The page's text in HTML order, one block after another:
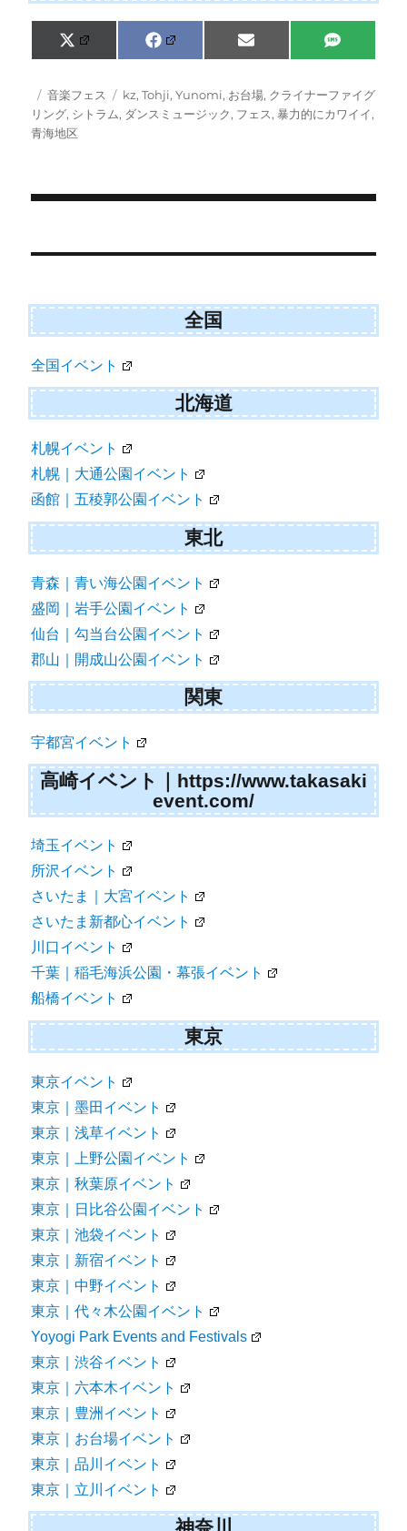
Share
on
X
(
w
i
t
Share
on
F
a
e
b
o
Share
on
E
m
i
l
Share
on
S
M
投
稿
日:
カ
テ
ゴ
音楽フェス
タ
グ
kz,Tohji,Yunomi, お台場, クライナーファイグ
リング, シトラム, ダンスミュージック, フェス,暴力的にカワイイ,
青海地区
稿
ビ
ゲ
ー
シ
ョ
ン
全国
全国イベント
北海道
札幌イベント
札幌｜大通公園イベント
函館｜五稜郭公園イベント
東北
青森｜青い海公園イベント
盛岡｜岩手公園イベント
仙台｜勾当台公園イベント
郡山｜開成山公園イベント
関東
宇都宮イベント
高崎イベント｜https://www.takasaki
event.com/
埼玉イベント
所沢イベント
さいたま｜大宮イベント
さいたま新都心イベント
川口イベント
千葉｜稲毛海浜公園・幕張イベント
船橋イベント
東京
東京イベント
東京｜墨田イベント
東京｜浅草イベント
東京｜上野公園イベント
東京｜秋葉原イベント
東京｜日比谷公園イベント
東京｜池袋イベント
東京｜新宿イベント
東京｜中野イベント
東京｜代々木公園イベント
Yoyogi Park Events and Festivals
東京｜渋谷イベント
東京｜六本木イベント
東京｜豊洲イベント
東京｜お台場イベント
東京｜品川イベント
東京｜立川イベント